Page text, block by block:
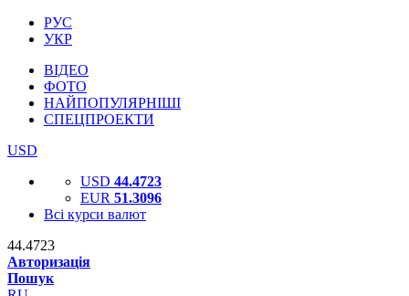
РУС
УКР
ВІДЕО
ФОТО
НАЙПОПУЛЯРНІШІ
СПЕЦПРОЕКТИ
USD
USD 44.4723
EUR 51.3096
Всі курси валют
44.4723
Авторизація
Пошук